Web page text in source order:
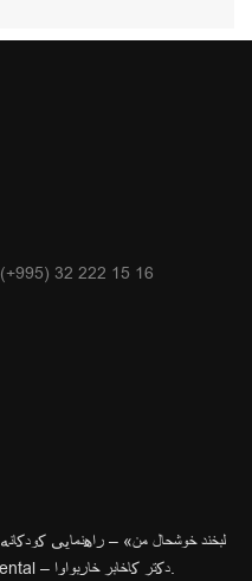
(+995) 32 222 15 16
و دندان از کلینیک Blits Dental – دکتر کاخابر خاربواوا.